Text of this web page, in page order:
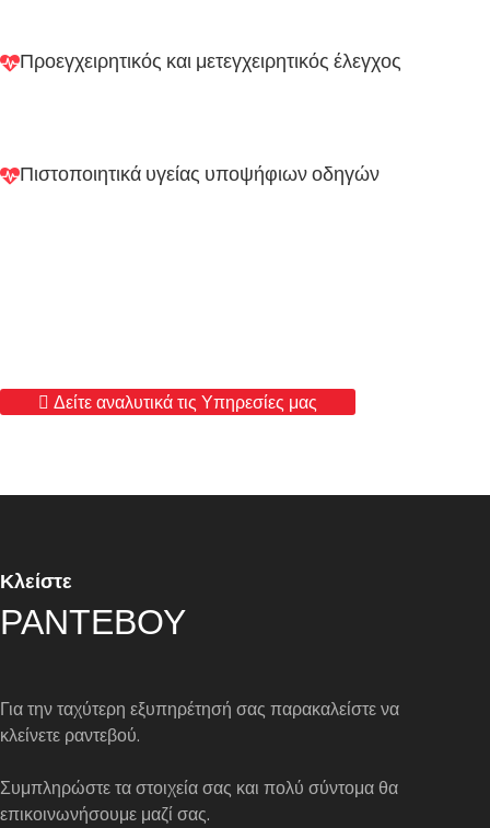
Προεγχειρητικός και μετεγχειρητικός έλεγχος
Πιστοποιητικά υγείας υποψήφιων οδηγών
Δείτε αναλυτικά τις Υπηρεσίες μας
Κλείστε
ΡΑΝΤΕΒΟΥ
Για την ταχύτερη εξυπηρέτησή σας παρακαλείστε να
κλείνετε ραντεβού.
Συμπληρώστε τα στοιχεία σας και πολύ σύντομα θα
επικοινωνήσουμε μαζί σας.